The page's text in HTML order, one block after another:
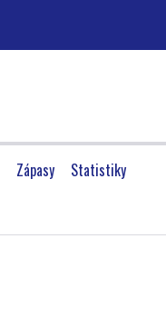
Zápasy
Statistiky